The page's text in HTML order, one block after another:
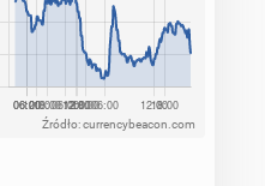
Źródło: currencybeacon.com